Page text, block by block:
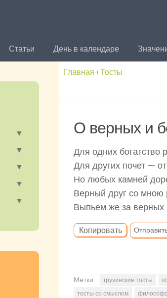
Статьи День в календаре
Главная ›Тосты
О верных и
Для одних богатство
Для других почет —
Но любых камней
Верный друг со мною
Выпьем же за верных
Копировать
Метки: грузинские тосты
тосты со смыслом